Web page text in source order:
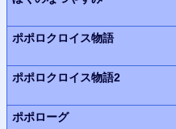
ポポロクロイス物語
ポポロクロイス物語2
ポポローグ